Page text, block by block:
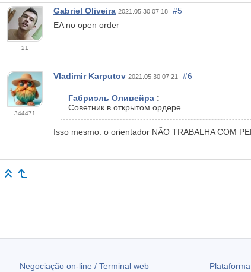
21
Gabriel Oliveira 2021.05.30 07:18
#5
EA no open order
344471
Vladimir Karputov 2021.05.30 07:21 #6
Габриэль Оливейра :
Советник в открытом ордере
Isso mesmo: o orientador NÃO TRABALHA COM
Negociação on-line / Terminal web